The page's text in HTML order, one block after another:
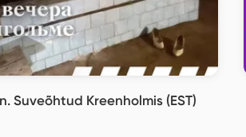
Suveõhtud Kreenholmis (EST)